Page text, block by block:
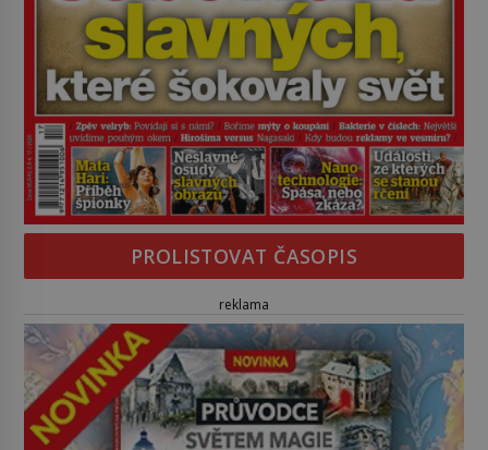
PROLISTOVAT ČASOPIS
reklama